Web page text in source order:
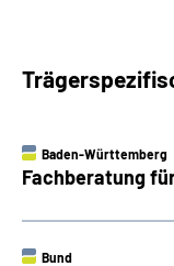
Baden-Württemberg
Fachberatung
Bund